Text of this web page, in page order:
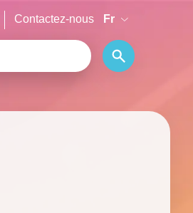
Contactez-nous Fr